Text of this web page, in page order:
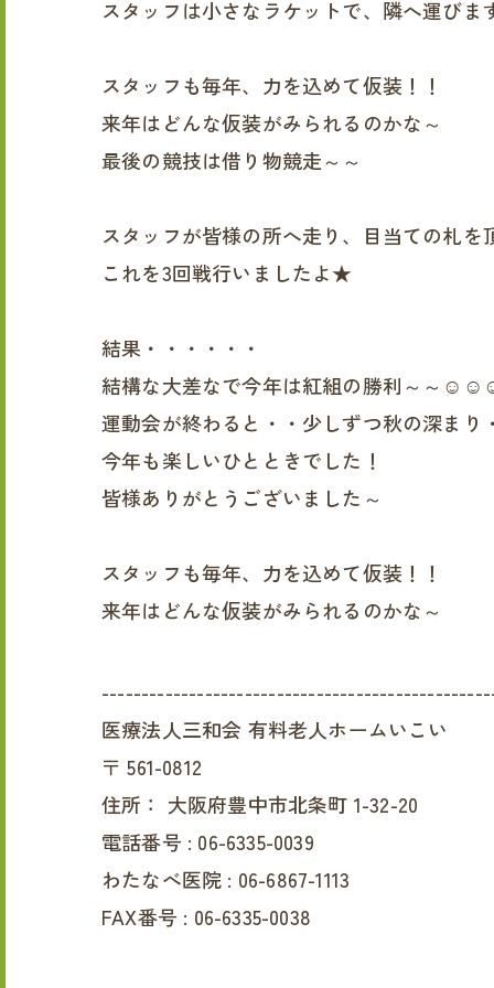
スタッフは小さなラケットで、隣へ運びま
スタッフも毎年、力を込めて仮装！！
来年はどんな仮装がみられるのかな～
最後の競技は借り物競走～～
スタッフが皆様の所へ走り、目当ての札を
これを3回戦行いましたよ★
結果・・・・・・
結構な大差なで今年は紅組の勝利～～
運動会が終わると・・少しずつ秋の深まり
今年も楽しいひとときでした！
皆様ありがとうございました～
スタッフも毎年、力を込めて仮装！！
来年はどんな仮装がみられるのかな～
医療法人三和会 有料老人ホームいこい
〒561-0812
住所： 大阪府豊中市北条町 1-32-20
電話番号 : 06-6335-0039
わたなべ医院 : 06-6867-1113
FAX番号 : 06-6335-0038